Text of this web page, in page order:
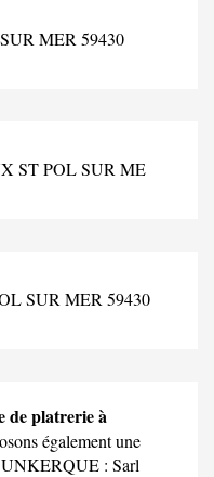
MER 59430
ST POL SUR ME
SUR MER 59430
de platrerie à
également une
: Sarl